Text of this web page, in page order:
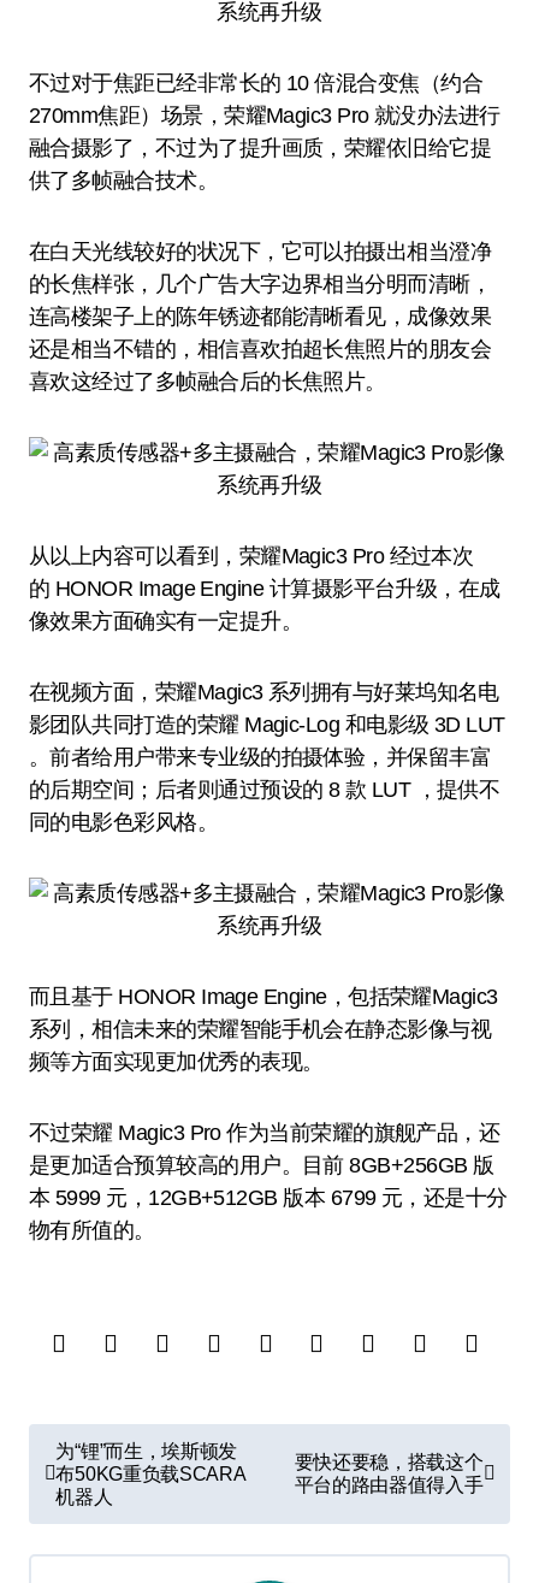
不过对于焦距已经非常长的 10 倍混合变焦（约合
270mm焦距）场景，荣耀Magic3 Pro 就没办法进行
融合摄影了，不过为了提升画质，荣耀依旧给它提
供了多帧融合技术。
在白天光线较好的状况下，它可以拍摄出相当澄净
的长焦样张，几个广告大字边界相当分明而清晰，
连高楼架子上的陈年锈迹都能清晰看见，成像效果
还是相当不错的，相信喜欢拍超长焦照片的朋友会
喜欢这经过了多帧融合后的长焦照片。
从以上内容可以看到，荣耀Magic3 Pro 经过本次
的 HONOR Image Engine 计算摄影平台升级，在成
像效果方面确实有一定提升。
在视频方面，荣耀Magic3 系列拥有与好莱坞知名电
影团队共同打造的荣耀 Magic-Log 和电影级 3D LUT
。前者给用户带来专业级的拍摄体验，并保留丰富
的后期空间；后者则通过预设的 8 款 LUT ，提供不
同的电影色彩风格。
而且基于 HONOR Image Engine，包括荣耀Magic3
系列，相信未来的荣耀智能手机会在静态影像与视
频等方面实现更加优秀的表现。
不过荣耀 Magic3 Pro 作为当前荣耀的旗舰产品，还
是更加适合预算较高的用户。目前 8GB+256GB 版
本 5999 元，12GB+512GB 版本 6799 元，还是十分
物有所值的。
文
章
导
航
为“锂”而生，埃斯顿发
布50KG重负载SCARA
机器人
要快还要稳，搭载这个
平台的路由器值得入手